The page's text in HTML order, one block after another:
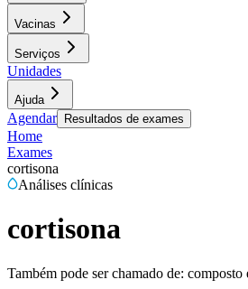
Vacinas
Serviços
Unidades
Ajuda
Agendar Resultados de exames
Home
Exames
cortisona
Análises clínicas
cortisona
Também pode ser chamado de: composto